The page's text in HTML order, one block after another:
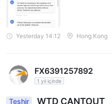
Yesterday 14:12 Hong Kong
FX6391257892
1 yıl içinde
Teşhir WTD CANTOUT